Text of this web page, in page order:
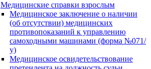
Медицинские справки взрослым
Медицинское заключение о наличии
(об отсутствии) медицинских
противопоказаний к управлению
самоходными машинами (форма №071/
у)
Медицинское освидетельствование